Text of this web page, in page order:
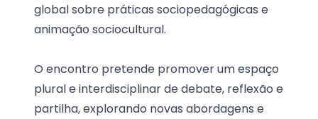
global sobre práticas sociopedagógicas e
animação sociocultural.
O encontro pretende promover um espaço
plural e interdisciplinar de debate, reflexão e
partilha, explorando novas abordagens e